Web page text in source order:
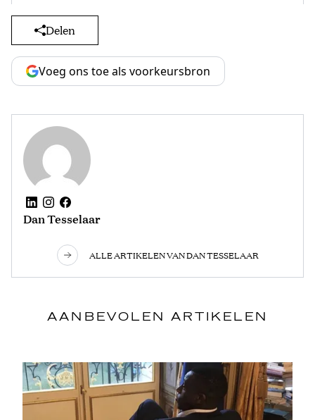
Delen
Voeg ons toe als voorkeursbron
Dan Tesselaar
ALLE ARTIKELEN VAN DAN TESSELAAR
AANBEVOLEN ARTIKELEN